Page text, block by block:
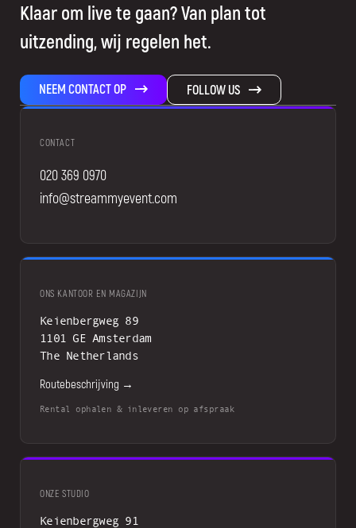
Klaar om live te gaan? Van plan tot
uitzending, wij regelen het.
NEEM CONTACT OP FOLLOW US
CONTACT
020 369 0970
info@streammyevent.com
ONS KANTOOR EN MAGAZIJN
Keienbergweg 89
1101 GE Amsterdam
The Netherlands
Routebeschrijving →
Rental ophalen & inleveren op afspraak
ONZE STUDIO
Keienbergweg 91